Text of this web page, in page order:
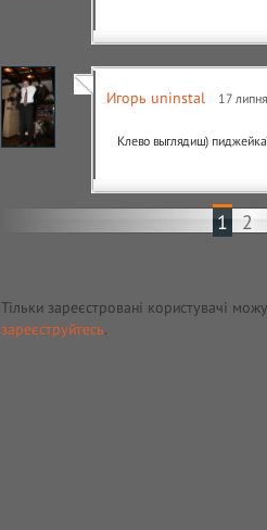
Игорь uninstal 17
Клево выглядиш)
1 2
Тільки зареєстровані користувачі
зареєструйтесь.